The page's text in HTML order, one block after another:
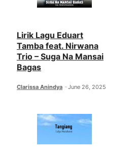
Lirik Lagu Eduart
Tamba feat. Nirwana
Trio – Suga Na Mansai
Bagas
Clarissa Anindya June 26, 2025